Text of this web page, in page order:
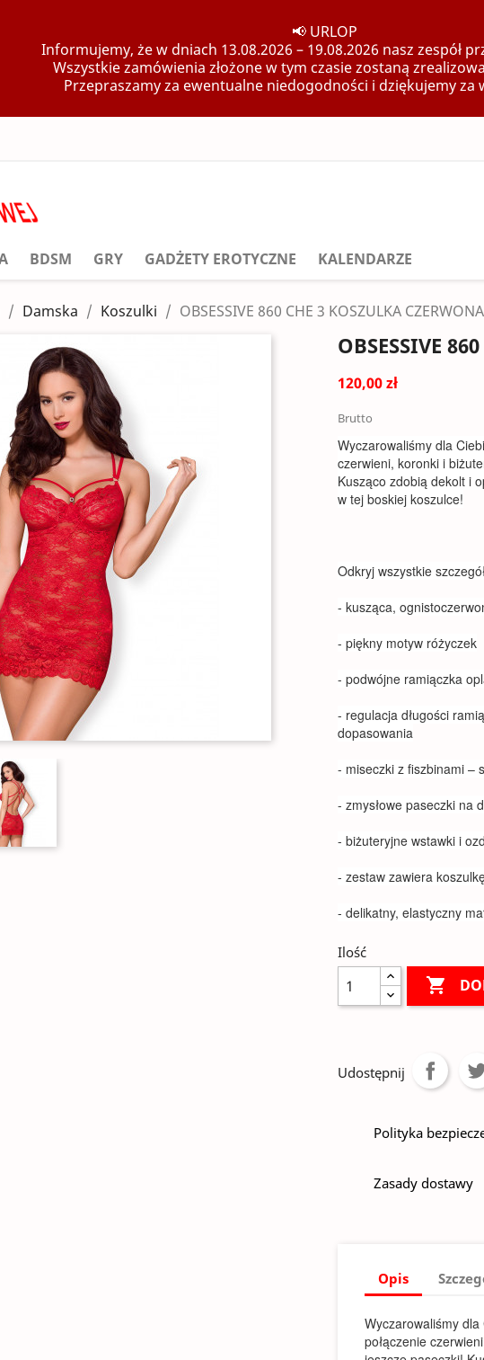
📢 URLOP
Informujemy, że w dniach 13.08.2026 – 19.08.2026 nasz zespół
Wszystkie zamówienia złożone w tym czasie zostaną
Przepraszamy za ewentualne niedogodności i dziękujemy za
BDSM GRY GADŻETY EROTYCZNE KALENDARZE
Damska Koszulki OBSESSIVE 860 CHE 3 KOSZULKA
OBSESSIVE
120,00 zł
Brutto
Wyczarowaliśmy dla
czerwieni, koronki i
Kusząco zdobią dekolt i
w tej boskiej koszulce!
Odkryj wszystkie
- kusząca,
- piękny motyw różyczek
- podwójne ramiączka
- regulacja długości
dopasowania
- miseczki z fiszbinami –
- zmysłowe paseczki na
- biżuteryjne wstawki i
- zestaw zawiera
- delikatny, elastyczny
Ilość

Udostępnij
Polityka
Zasady dostawy
Opis
Wyczarowaliśmy
połączenie